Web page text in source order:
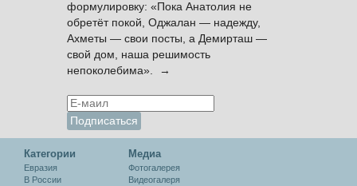
формулировку: «Пока Анатолия не
обретёт покой, Оджалан — надежду,
Ахметы — свои посты, а Демирташ —
свой дом, наша решимость
непоколебима». →
Категории
Евразия
В России
Медиа
Фотогалерея
Видеогалеря